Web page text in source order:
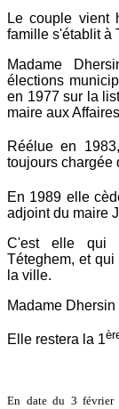
Le couple vient
famille s'établit à
Madame
élections
en 1977 sur la
maire aux
Réélue en
toujours chargée
En 1989 elle
adjoint du maire
C'est elle qui
Téteghem, et
la ville.
Madame
Elle restera la 1
En date du 3 février